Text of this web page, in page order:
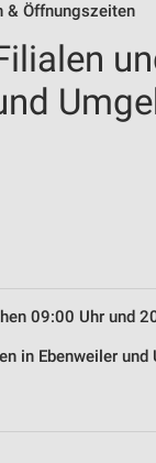
& Öffnungszeiten
09:00 Uhr und
in Ebenweiler und